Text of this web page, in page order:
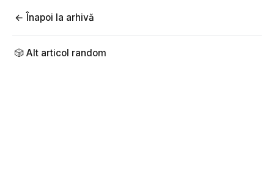
← Înapoi la arhivă
🎲 Alt articol random